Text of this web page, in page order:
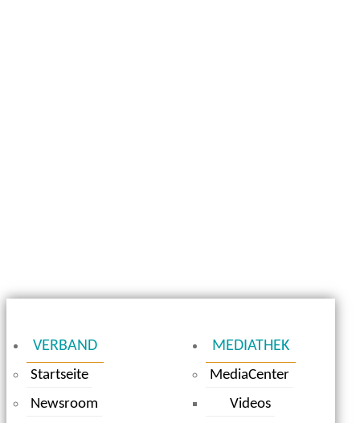
VERBAND
Startseite
Newsroom
MEDIATHEK
MediaCenter
Videos